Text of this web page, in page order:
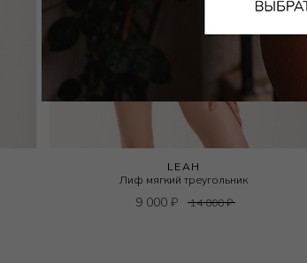
LEAH
Лиф мягкий треугольник
9 000 ₽ 14 000₽